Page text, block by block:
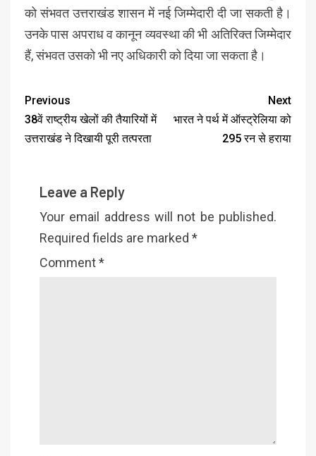
को संभवत उत्तराखंड शासन में नई जिम्मेदारी दी जा सकती है।
उनके पास अपराध व कानून व्यवस्था की भी अतिरिक्त जिम्मेदार
हैं, संभवत उसको भी नए अधिकारी को दिया जा सकता है।
Previous
38वें राष्ट्रीय खेलों की तैयारियों में
उत्तराखंड ने दिखायी पूरी तत्परता
Next
भारत ने पर्थ में ऑस्ट्रेलिया को
295 रन से हराया
Leave a Reply
Your email address will not be published.
Required fields are marked *
Comment*